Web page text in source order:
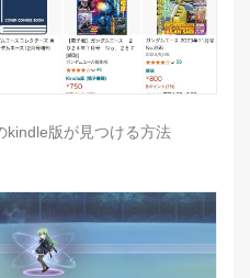
kindle版が見つける方法